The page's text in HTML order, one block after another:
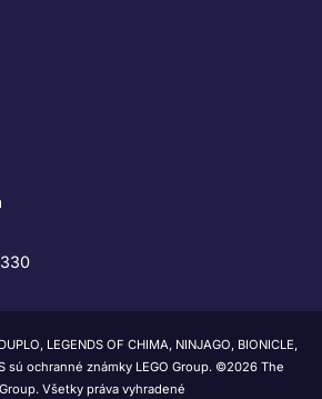
LEGENDS OF CHIMA, NINJAGO, BIONICLE,
sú ochranné známky LEGO Group. ©2026 The
Všetky práva vyhradené